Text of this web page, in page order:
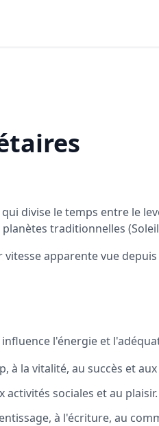
divise le temps entre le
traditionnelles
apparente vue
l'énergie et
à la vitalité, au succès et
activités sociales et au plaisir.
à l'écriture, au